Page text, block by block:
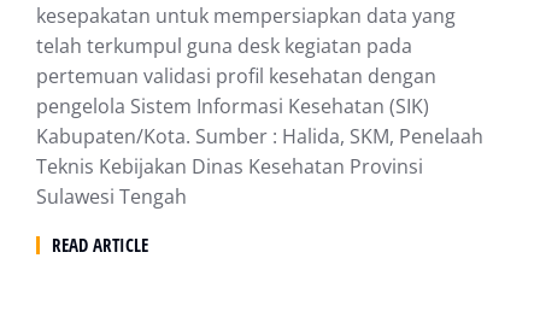
kesepakatan untuk mempersiapkan data yang
telah terkumpul guna desk kegiatan pada
pertemuan validasi profil kesehatan dengan
pengelola Sistem Informasi Kesehatan (SIK)
Kabupaten/Kota. Sumber : Halida, SKM, Penelaah
Teknis Kebijakan Dinas Kesehatan Provinsi
Sulawesi Tengah
READ ARTICLE